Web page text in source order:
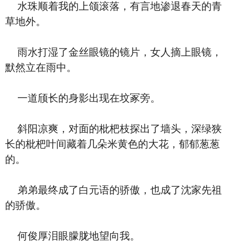
水珠顺着我的上颌滚落，有言地渗退春天的青
草地外。
雨水打湿了金丝眼镜的镜片，女人摘上眼镜，
默然立在雨中。
一道颀长的身影出现在坟冢旁。
斜阳凉爽，对面的枇杷枝探出了墙头，深绿狭
长的枇杷叶间藏着几朵米黄色的大花，郁郁葱葱
的。
弟弟最终成了白元语的骄傲，也成了沈家先祖
的骄傲。
何俊厚泪眼朦胧地望向我。